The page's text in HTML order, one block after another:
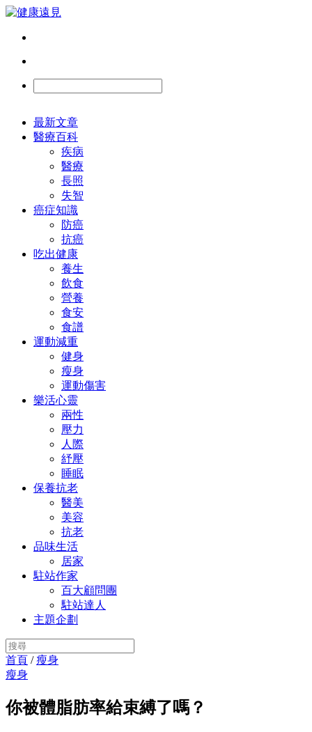
最新文章
醫療百科
疾病
醫療
長照
失智
癌症知識
防癌
抗癌
吃出健康
養生
飲食
營養
食安
食譜
運動減重
健身
瘦身
運動傷害
樂活心靈
兩性
壓力
人際
紓壓
睡眠
保養抗老
醫美
美容
抗老
品味生活
居家
駐站作家
百大顧問團
駐站達人
主題企劃
首頁 /瘦身
瘦身
你被體脂肪率給束縛了嗎？